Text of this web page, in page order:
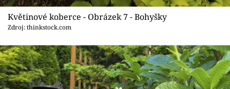
Květinové koberce - Obrázek 7 - Bohyšky
Zdroj: thinkstock.com